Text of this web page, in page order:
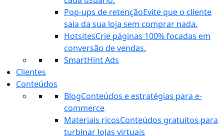
Pop-ups de retençãoEvite que o cliente
saia da sua loja sem comprar nada.
HotsitesCrie páginas 100% focadas em
conversão de vendas.
SmartHint Ads
Clientes
Conteúdos
BlogConteúdos e estratégias para e-
commerce
Materiais ricosConteúdos gratuitos para
turbinar lojas virtuais